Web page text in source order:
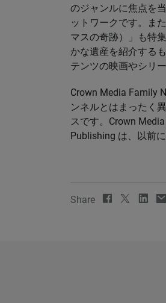
のジャンルに焦点を
ットワークです。ま
マスの奇跡）」も特
かな遺産を紹介する
テンツの映画やシリ
Crown Media Family
ンネルとはまったく
スです。Crown
Publishing は、以前
Share